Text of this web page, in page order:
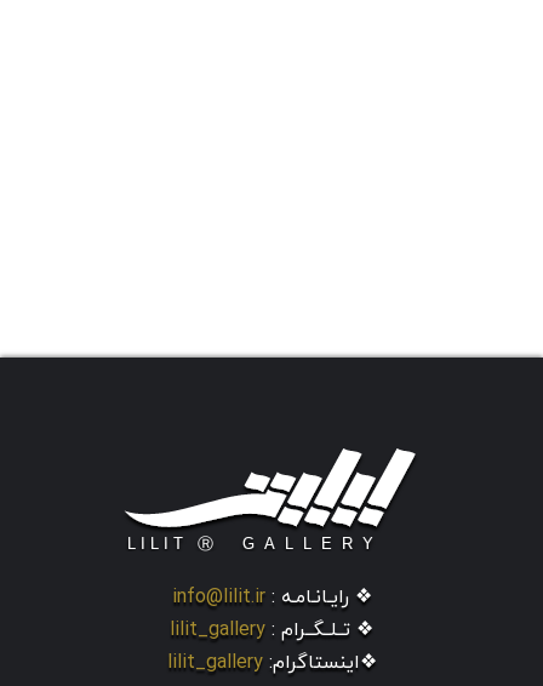
❖ رایـانـامـه : info@lilit.ir
❖ تــلــگــرام : lilit_gallery
❖اینستاگرام: lilit_gallery